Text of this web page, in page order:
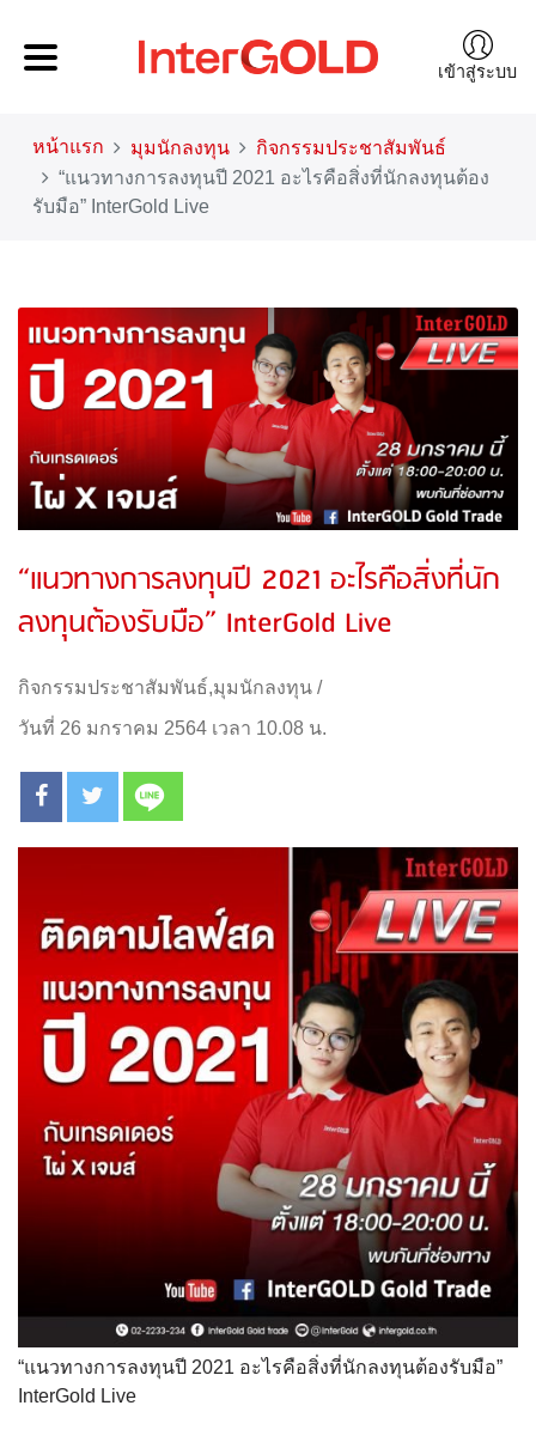
เข้าสู่ระบบ
หน้าแรก มุมนักลงทุน
กิจกรรมประชาสัมพันธ์
“แนวทางการลงทุนปี 2021 อะไรคือสิ่งที่นักลงทุนต้อง
รับมือ” InterGold Live
“แนวทางการลงทุนปี 2021 อะไรคือสิ่งที่นัก
ลงทุนต้องรับมือ” InterGold Live
กิจกรรมประชาสัมพันธ์,มุมนักลงทุน /
วันที่ 26 มกราคม 2564 เวลา 10.08 น.
“แนวทางการลงทุนปี 2021 อะไรคือสิ่งที่นักลงทุนต้องรับมือ”
InterGold Live